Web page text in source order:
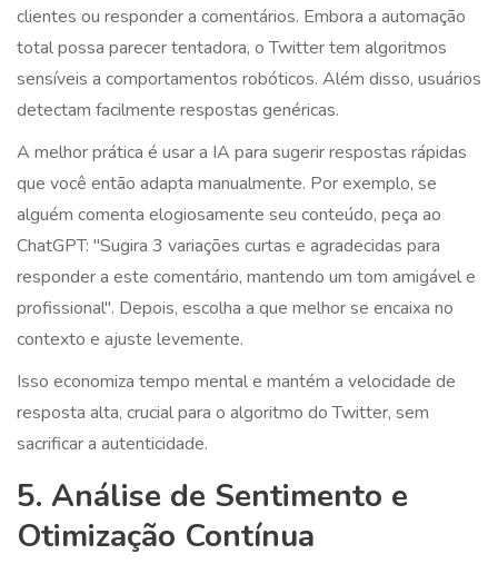
clientes ou responder a comentários. Embora a automação
total possa parecer tentadora, o Twitter tem algoritmos
sensíveis a comportamentos robóticos. Além disso, usuários
detectam facilmente respostas genéricas.
A melhor prática é usar a IA para sugerir respostas rápidas
que você então adapta manualmente. Por exemplo, se
alguém comenta elogiosamente seu conteúdo, peça ao
ChatGPT: "Sugira 3 variações curtas e agradecidas para
responder a este comentário, mantendo um tom amigável e
profissional". Depois, escolha a que melhor se encaixa no
contexto e ajuste levemente.
Isso economiza tempo mental e mantém a velocidade de
resposta alta, crucial para o algoritmo do Twitter, sem
sacrificar a autenticidade.
5. Análise de Sentimento e
Otimização Contínua